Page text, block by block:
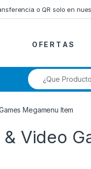
o QR solo en
O F E R T A S
Búsqueda de:
Megamenu Item
Video